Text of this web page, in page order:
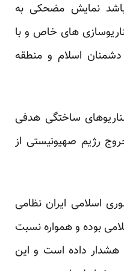
نمایش مضحکی به
های خاص و با
دشمنان اسلام و منطقه
ساختگی هدفی
رژیم صهیونیستی از
اسلامی ایران نظامی
بوده و همواره نسبت
داده است و این